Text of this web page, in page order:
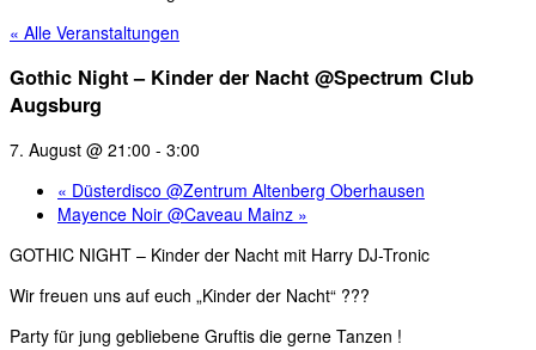
« Alle Veranstaltungen
Gothic Night – Kinder der Nacht @Spectrum Club
Augsburg
7. August @ 21:00 - 3:00
« Düsterdisco @Zentrum Altenberg Oberhausen
Mayence Noir @Caveau Mainz »
GOTHIC NIGHT – Kinder der Nacht mit Harry DJ-Tronic
Wir freuen uns auf euch „Kinder der Nacht“ ???
Party für jung gebliebene Gruftis die gerne Tanzen !